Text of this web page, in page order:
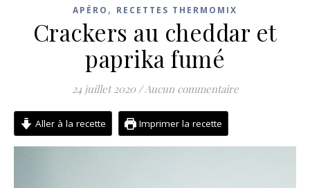
APÉRO , RECETTES THERMOMIX
Crackers au cheddar et
paprika fumé
24 juillet 2020 /Aucun commentaire
Aller à la recette Imprimer la recette